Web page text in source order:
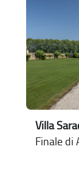
Villa
Finale di